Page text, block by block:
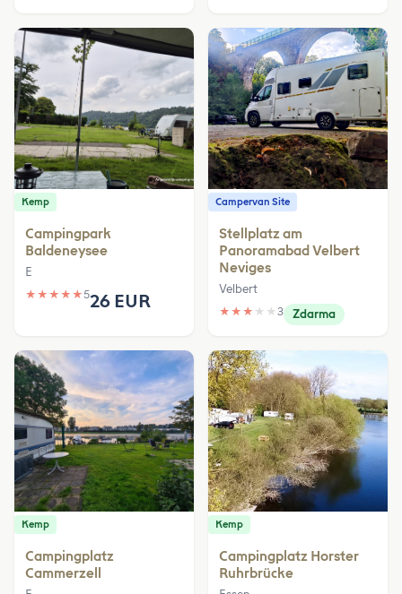
Kemp
Campingpark
Baldeneysee
E
★ ★ ★ ★ ★526 EUR
Campervan Site
Stellplatz am
Panoramabad Velbert
Neviges
Velbert
★ ★ ★ ★ ★ 3 Zdarma
Kemp
Campingplatz
Cammerzell
Kemp
Campingplatz Horster
Ruhrbrücke